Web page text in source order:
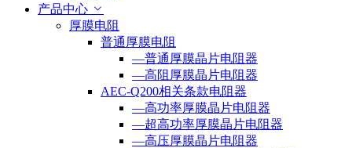
产品中心
厚膜电阻
普通厚膜电阻
—普通厚膜晶片电阻器
—高阻厚膜晶片电阻器
AEC-Q200相关条款电阻器
—高功率厚膜晶片电阻器
—超高功率厚膜晶片电阻器
—高压厚膜晶片电阻器